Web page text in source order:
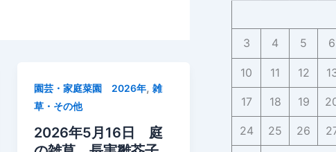
園芸・家庭菜園 2026年, 雑
草・その他
2026年5月16日 庭
3 4 5 6
10 11 12
17 18 19
24 25 26